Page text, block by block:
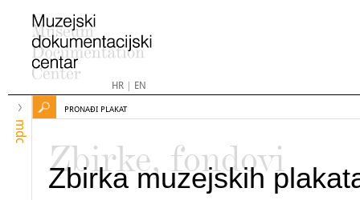
HR| EN
mdc
PRONAĐI PLAKAT
Zbirke, fondovi
Zbirka muzejskih